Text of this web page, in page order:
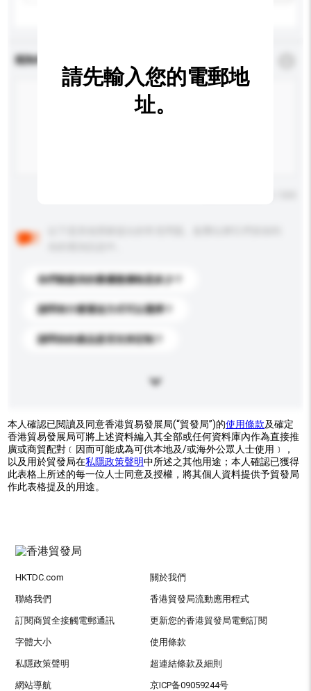
查詢內容
你們能提供的最優惠價格是多少？
請問有什麼運送方式可以選擇？
請問你的產品是否支持定制？
請先輸入您的電郵地
址。
本人確認已閱讀及同意香港貿易發展局(“貿發局”)的使用條款及確定
香港貿易發展局可將上述資料編入其全部或任何資料庫內作為直接推
廣或商貿配對﹝因而可能成為可供本地及/或海外公眾人士使用﹞，
以及用於貿發局在私隱政策聲明中所述之其他用途；本人確認已獲得
此表格上所述的每一位人士同意及授權，將其個人資料提供予貿發局
作此表格提及的用途。
HKTDC.com 關於我們
聯絡我們 香港貿發局流動應用程式
訂閱商貿全接觸電郵通訊 更新您的香港貿發局電郵訂閱
字體大小 使用條款
私隱政策聲明 超連結條款及細則
網站導航 京ICP备09059244号